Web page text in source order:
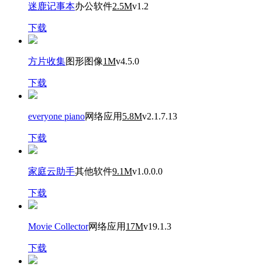
迷鹿记事本办公软件2.5Mv1.2
下载
方片收集图形图像1Mv4.5.0
下载
everyone piano网络应用 5.8Mv2.1.7.13
下载
家庭云助手其他软件9.1Mv1.0.0.0
下载
Movie Collector网络应用 17Mv19.1.3
下载